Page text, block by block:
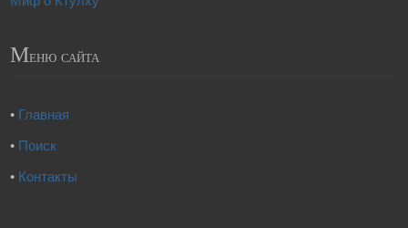
Меню сайта
• Главная
• Поиск
• Контакты